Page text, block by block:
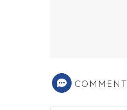
COMMENT